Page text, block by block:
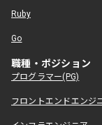
Ruby
Go
職種・ポジション
プログラマー(PG)
フロントエンドエンジ